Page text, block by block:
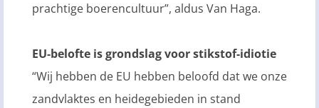
prachtige boerencultuur”, aldus Van Haga.
EU-belofte is grondslag voor stikstof-idiotie
“Wij hebben de EU hebben beloofd dat we onze
zandvlaktes en heidegebieden in stand